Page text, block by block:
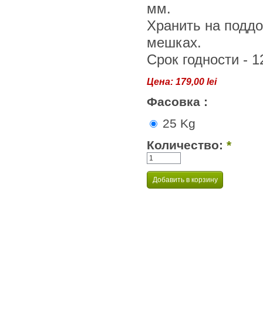
мм.
Хранить на
мешках.
Срок годности -
Цена: 179,00 lei
Фасовка :
25 Kg
Количество: *